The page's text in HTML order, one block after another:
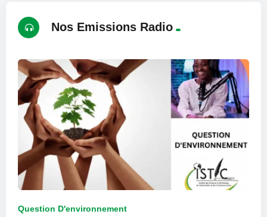
Nos Emissions Radio
Question D'environnement